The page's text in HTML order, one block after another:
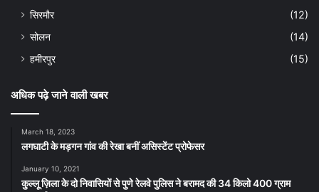
सिरमौर
(12)
सोलन
(14)
हमीरपुर
(15)
अधिक पढ़े जाने वाली खबर
March 18, 2023
लगघाटी के मड़गन गांव की रेखा बनीं असिस्टेंट प्रोफेसर
January 10, 2021
कुल्लू ज़िला के दो निवासियों से पुणे रेलवे पुलिस ने बरामद की 34 किलो 400 ग्राम